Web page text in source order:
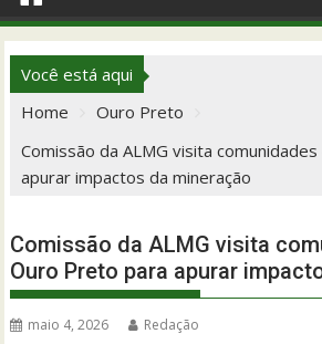
Você está aqui
Home
Ouro Preto
Comissão da ALMG visita
apurar impactos da mineração
Comissão da ALMG visita
Ouro Preto para apurar
maio 4, 2026 Redação